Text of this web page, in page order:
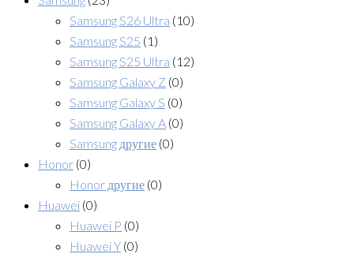
Samsung S26 Ultra (10)
Samsung S25 (1)
Samsung S25 Ultra (12)
Samsung Galaxy Z (0)
Samsung Galaxy S (0)
Samsung Galaxy A (0)
Samsung другие (0)
Honor (0)
Honor другие (0)
Huawei (0)
Huawei P (0)
Huawei Y (0)